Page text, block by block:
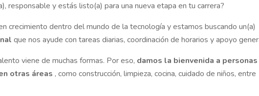
responsable y estás listo(a) para una nueva etapa en tu carrera?
crecimiento dentro del mundo de la tecnología y estamos buscando un(a)
que nos ayude con tareas diarias, coordinación de horarios y apoyo
viene de muchas formas. Por eso, damos la bienvenida a personas
otras áreas , como construcción, limpieza, cocina, cuidado de niños, entre